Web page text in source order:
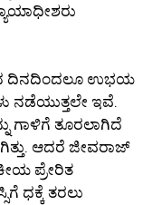
ದಿನದಿಂದಲೂ ಉಭಯ
ನಡೆಯುತ್ತಲೇ ಇವೆ.
ತೂರಲಾಗಿದೆ
ಆದರೆ ಜೀವರಾಜ್
ಪ್ರೇರಿತ
ಧಕ್ಕೆ ತರಲು